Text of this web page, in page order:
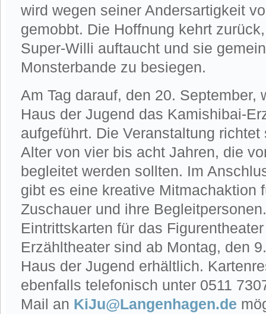
wird wegen seiner Andersartigkeit
gemobbt. Die Hoffnung kehrt
Super-Willi auftaucht und sie
Monsterbande zu besiegen.
Am Tag darauf, den 20. September,
Haus der Jugend das Kamishibai-
aufgeführt. Die Veranstaltung
Alter von vier bis acht Jahren, die
begleitet werden sollten. Im
gibt es eine kreative Mitmachaktion
Zuschauer und ihre
Eintrittskarten für das
Erzähltheater sind ab Montag, den
Haus der Jugend erhältlich.
ebenfalls telefonisch unter 0511
Mail an KiJu@Langenhagen.de